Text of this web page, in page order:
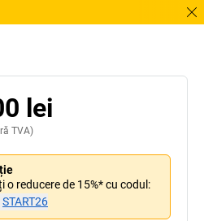
lei
TVA)
o reducere de 15%* cu codul:
START26